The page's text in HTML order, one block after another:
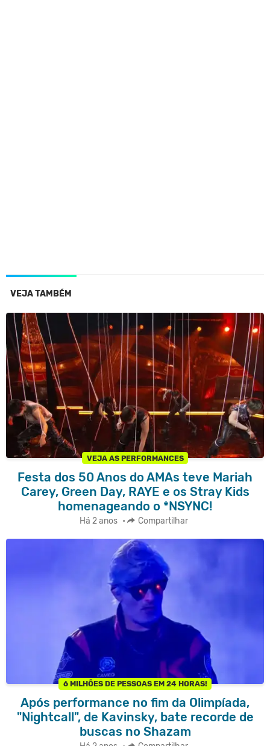
VEJA TAMBÉM
VEJA AS PERFORMANCES
Festa dos 50 Anos do AMAs teve Mariah
Carey, Green Day, RAYE e os Stray Kids
homenageando o *NSYNC!
Há 2 anos • Compartilhar
6 MILHÕES DE PESSOAS EM 24 HORAS!
Após performance no fim da Olimpíada,
"Nightcall", de Kavinsky, bate recorde de
buscas no Shazam